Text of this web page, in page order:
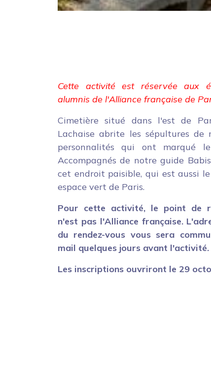
Cette activité est réservée aux
alumnis de l'Alliance française de
Cimetière situé dans l'est de
Lachaise abrite les sépultures de
personnalités qui ont marqué
Accompagnés de notre guide
cet endroit paisible, qui est aussi
espace vert de Paris.
Pour cette activité, le point de
n'est pas l'Alliance française.
du rendez-vous vous sera
mail quelques jours avant l'activité.
Les inscriptions ouvriront le 29